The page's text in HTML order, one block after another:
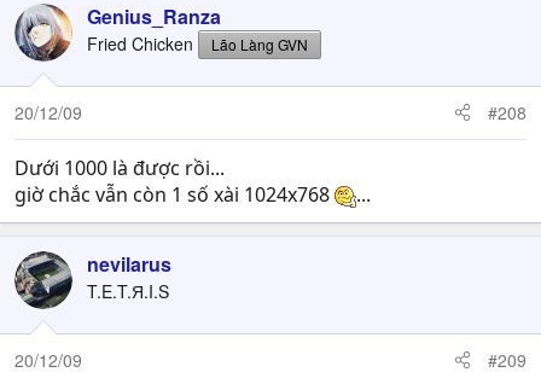
Hình ảnh gốc có độ phân giải 1100x365. @@
Genius_Ranza
Fried Chicken Lão Làng GVN
20/12/09 #208
Dưới 1000 là được rồi...
giờ chắc vẫn còn 1 số xài 1024x768
...
nevilarus
T.E.T.Я.I.S
20/12/09 #209